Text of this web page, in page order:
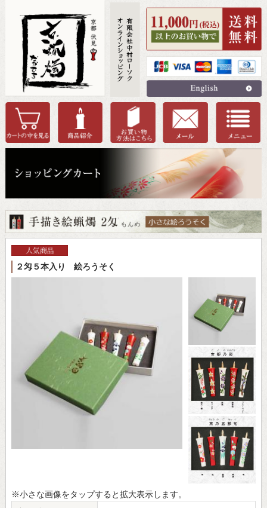
２匁５本入り 絵ろうそく
※小さな画像をタップすると拡大表示します。